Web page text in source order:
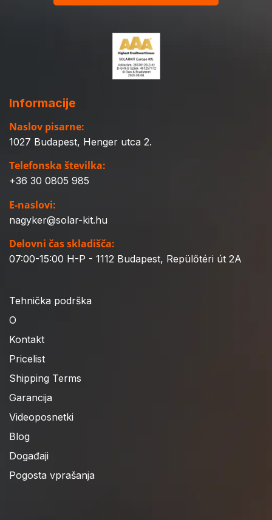
Informacije
Naslov pisarne:
1027 Budapest, Henger utca 2.
Telefonska številka:
+36 30 0805 985
E-naslovi:
nagyker@solar-kit.hu
Delovni čas skladišča:
07:00-15:00 H-P - 1112 Budapest, Repülőtéri út 2A
Tehnička podrška
O
Kontakt
Pricelist
Shipping Terms
Garancija
Videoposnetki
Blog
Događaji
Pogosta vprašanja